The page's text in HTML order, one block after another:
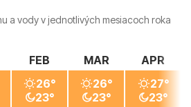
a vody v jednotlivých mesiacoch roka
FEB
26°
23°
MAR
26°
23°
APR
27°
23°